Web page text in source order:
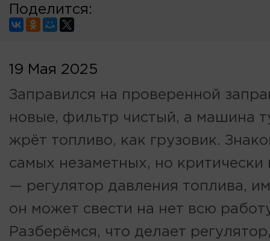
Поделится:
19 Мая 2025
Заправился на проверенной
новые, фильтр чистый, а машина
жрёт топливо, как грузовик.
самых незаметных, но
— регулятор давления топлива,
он может свести на нет всю
Разберёмся, что делает